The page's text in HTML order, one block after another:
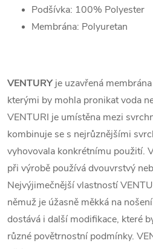
Podšívka: 100% Polyester
Membrána: Polyuretan
VENTURYje uzavřená
kterými by mohla pronikat voda
VENTURI je umístěna mezi
kombinuje se s nejrůznějšími
vyhovovala konkrétnímu použití.
při výrobě používá dvouvrstvý
Nejvýjimečnější vlastností
němuž je úžasně měkká na
dostává i další modifikace, které
různé povětrnostní podmínky.